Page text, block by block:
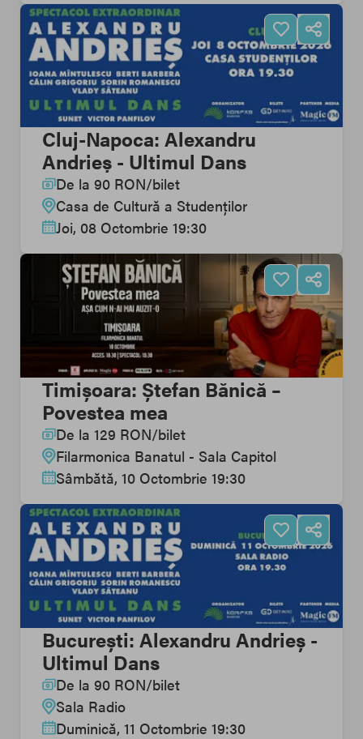
Cluj-Napoca: Alexandru
Andrieș - Ultimul Dans
De la 90 RON/bilet
Casa de Cultură a Studenților
Joi, 08 Octombrie 19:30
Timișoara: Ștefan Bănică –
Povestea mea
De la 129 RON/bilet
Filarmonica Banatul - Sala Capitol
Sâmbătă, 10 Octombrie 19:30
București: Alexandru Andrieș -
Ultimul Dans
De la 90 RON/bilet
Sala Radio
Duminică, 11 Octombrie 19:30